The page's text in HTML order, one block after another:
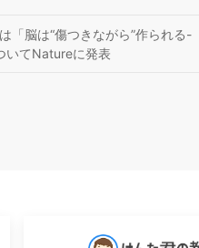
「脳は“傷つきながら”作られる-
いてNatureに発表